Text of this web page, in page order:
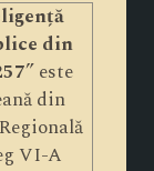
din
” este
din
VI-A